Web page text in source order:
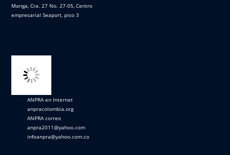
Manga, Cra. 27 No. 27-05, Centro
empresarial Seaport, piso 3
ANPRA en Internet
anpracolombia.org
ANPRA correo
anpra2011@yahoo.com
infoanpra@yahoo.com.co